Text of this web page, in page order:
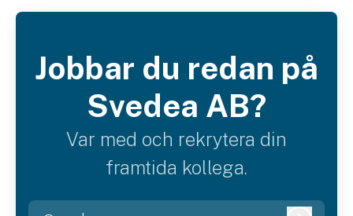
Jobbar du redan på
Svedea AB?
Var med och rekrytera din
framtida kollega.